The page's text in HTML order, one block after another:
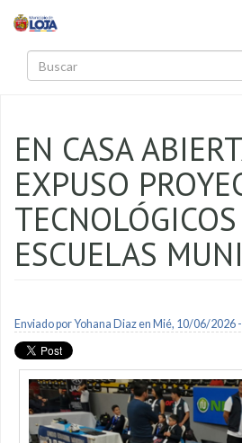
EN CASA
EXPUSO
ESCUELAS
Enviado porYohana Diazen Mié, 10/06/2026